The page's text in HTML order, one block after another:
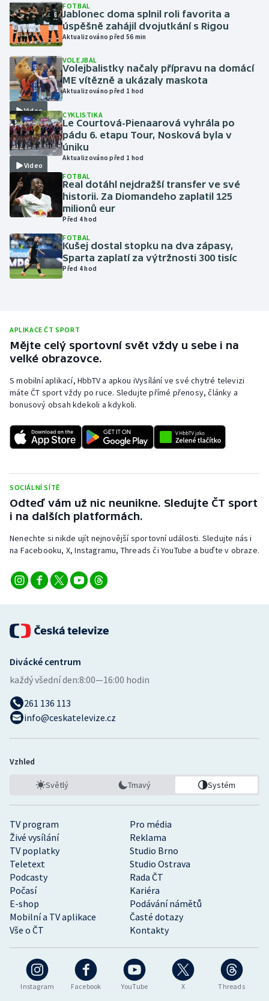
Jezdectví
Judo
Krasobruslení
Lezení
Lyže a snowboard
Moderní pětiboj
Motorsport
Olympijské hry
Parasport
Plavání
Ragby
Rychlobruslení
Rychlostní kanoistika
Short track
Sportovní střelba
Stolní tenis
Triatlon
Vodní slalom
Volejbal
FOTBAL
Jablonec doma splnil roli favorita a
úspěšně zahájil dvojutkání s Rigou
Aktualizováno před 56 min
Video
VOLEJBAL
Volejbalistky načaly přípravu na domácí
ME vítězně a ukázaly maskota
Aktualizováno před 1 hod
Video
CYKLISTIKA
Le Courtová-Pienaarová vyhrála po
pádu 6. etapu Tour, Nosková byla v
úniku
Aktualizováno před 1 hod
FOTBAL
Real dotáhl nejdražší transfer ve své
historii. Za Diomandeho zaplatil 125
milionů eur
Před 4 hod
FOTBAL
Kušej dostal stopku na dva zápasy,
Sparta zaplatí za výtržnosti 300 tisíc
Před 4 hod
APLIKACE ČT SPORT
Mějte celý sportovní svět vždy u sebe i na
velké obrazovce.
S mobilní aplikací, HbbTV a apkou iVysílání ve své chytré televizi
máte ČT sport vždy po ruce. Sledujte přímé přenosy, články a
bonusový obsah kdekoli a kdykoli.
SOCIÁLNÍ SÍTĚ
Odteď vám už nic neunikne. Sledujte ČT sport
i na dalších platformách.
Nenechte si nikde ujít nejnovější sportovní události. Sledujte nás i
na Facebooku, X, Instagramu, Threads či YouTube a buďte v obraze.
Instagram Facebook YouTube X Threads
TV program
Pro média
Živé vysílání
Reklama
TV poplatky
Studio Brno
Teletext
Studio Ostrava
Podcasty
Rada ČT
Počasí
Kariéra
E-shop
Podávání námětů
Mobilní a TV aplikace
Časté dotazy
Vše o ČT
Kontakty
Divácké centrum
každý všední den:8:00—16:00 hodin
261 136 113
info@ceskatelevize.cz
Vzhled
Světlý Tmavý Systém